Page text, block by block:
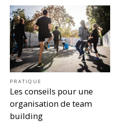
PRATIQUE
Les conseils pour une
organisation de team
building